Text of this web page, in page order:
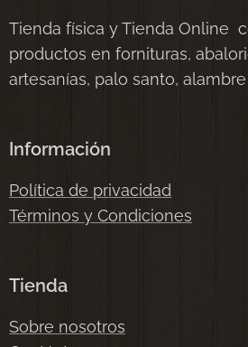
Tienda física y Tienda Online
productos en fornituras,
artesanías, palo santo,
Información
Política de privacidad
Términos y Condiciones
Tienda
Sobre nosotros